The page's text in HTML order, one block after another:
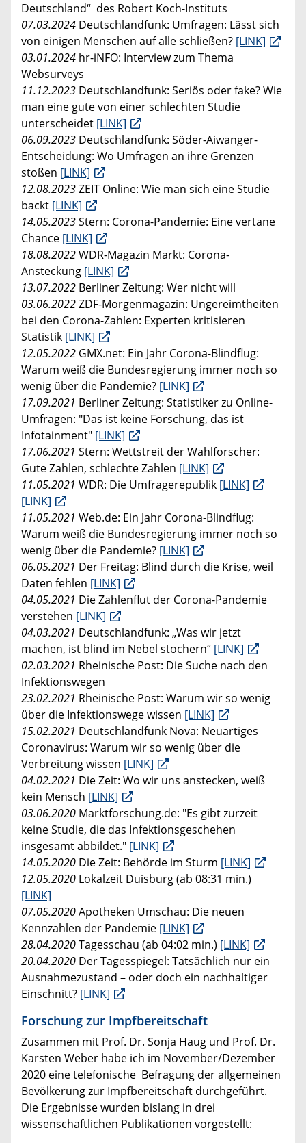
Deutschland“ des Robert Koch-Instituts
07.03.2024 Deutschlandfunk: Umfragen: Lässt sich
von einigen Menschen auf alle schließen? [LINK]
03.01.2024 hr-iNFO: Interview zum Thema
Websurveys
11.12.2023 Deutschlandfunk: Seriös oder fake? Wie
man eine gute von einer schlechten Studie
unterscheidet [LINK]
06.09.2023 Deutschlandfunk: Söder-Aiwanger-
Entscheidung: Wo Umfragen an ihre Grenzen
stoßen [LINK]
12.08.2023ZEIT Online: Wie man sich eine Studie
backt [LINK]
14.05.2023Stern: Corona-Pandemie: Eine vertane
Chance [LINK]
18.08.2022WDR-Magazin Markt: Corona-
Ansteckung [LINK]
13.07.2022 Berliner Zeitung: Wer nicht will
03.06.2022ZDF-Morgenmagazin: Ungereimtheiten
bei den Corona-Zahlen: Experten kritisieren
Statistik [LINK]
12.05.2022 GMX.net: Ein Jahr Corona-Blindflug:
Warum weiß die Bundesregierung immer noch so
wenig über die Pandemie? [LINK]
17.09.2021 Berliner Zeitung: Statistiker zu Online-
Umfragen: "Das ist keine Forschung, das ist
Infotainment" [LINK]
17.06.2021 Stern: Wettstreit der Wahlforscher:
Gute Zahlen, schlechte Zahlen [LINK]
11.05.2021 WDR: Die Umfragerepublik [LINK]
[LINK]
11.05.2021 Web.de: Ein Jahr Corona-Blindflug:
Warum weiß die Bundesregierung immer noch so
wenig über die Pandemie? [LINK]
06.05.2021 Der Freitag: Blind durch die Krise, weil
Daten fehlen [LINK]
04.05.2021 Die Zahlenflut der Corona-Pandemie
verstehen [LINK]
04.03.2021 Deutschlandfunk: „Was wir jetzt
machen, ist blind im Nebel stochern“ [LINK]
02.03.2021 Rheinische Post: Die Suche nach den
Infektionswegen
23.02.2021 Rheinische Post: Warum wir so wenig
über die Infektionswege wissen [LINK]
15.02.2021 Deutschlandfunk Nova: Neuartiges
Coronavirus: Warum wir so wenig über die
Verbreitung wissen [LINK]
04.02.2021 Die Zeit: Wo wir uns anstecken, weiß
kein Mensch [LINK]
03.06.2020 Marktforschung.de: "Es gibt zurzeit
keine Studie, die das Infektionsgeschehen
insgesamt abbildet." [LINK]
14.05.2020 Die Zeit: Behörde im Sturm [LINK]
12.05.2020 Lokalzeit Duisburg (ab 08:31 min.)
[LINK]
07.05.2020Apotheken Umschau: Die neuen
Kennzahlen der Pandemie [LINK]
28.04.2020Tagesschau (ab 04:02 min.) [LINK]
20.04.2020 Der Tagesspiegel: Tatsächlich nur ein
Ausnahmezustand – oder doch ein nachhaltiger
Einschnitt? [LINK]
Forschung zur Impfbereitschaft
Zusammen mit Prof. Dr. Sonja Haug und Prof. Dr.
Karsten Weber habe ich im November/Dezember
2020 eine telefonische Befragung der allgemeinen
Bevölkerung zur Impfbereitschaft durchgeführt.
Die Ergebnisse wurden bislang in drei
wissenschaftlichen Publikationen vorgestellt: